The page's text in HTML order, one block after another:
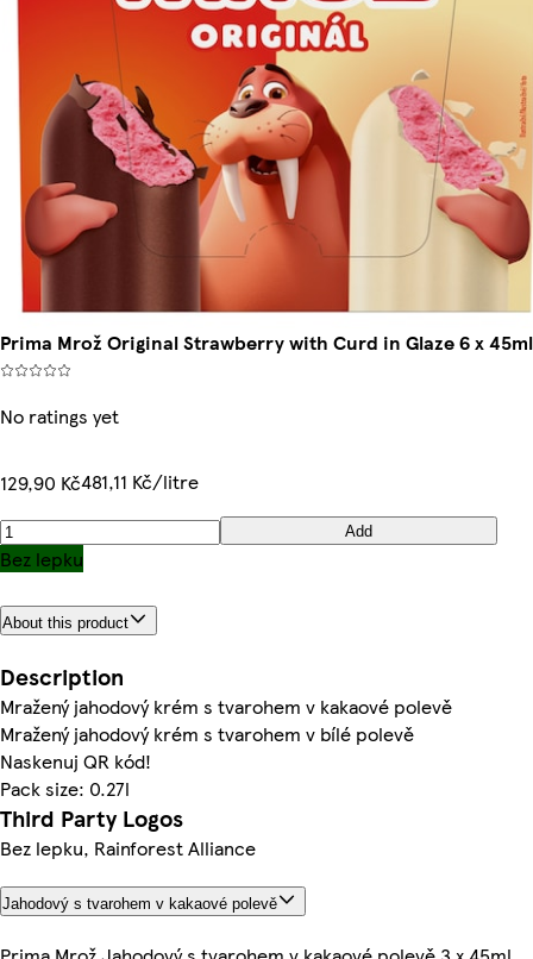
Prima Mrož Original Strawberry with Curd in Glaze 6 x 45ml
No ratings yet
129,90 Kč481,11 Kč/litre
Add
Bez lepku
About this product
Description
Mražený jahodový krém s tvarohem v kakaové polevě
Mražený jahodový krém s tvarohem v bílé polevě
Naskenuj QR kód!
Pack size: 0.27l
Third Party Logos
Bez lepku, Rainforest Alliance
Jahodový s tvarohem v kakaové polevě